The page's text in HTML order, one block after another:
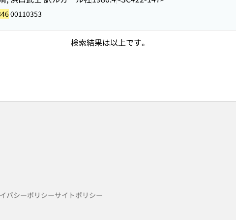
00110353
検索結果は以上です。
バシーポリシーサイトポリシー